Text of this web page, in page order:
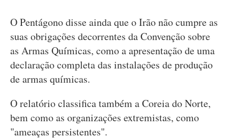
O Pentágono disse ainda que o Irão não cumpre as
suas obrigações decorrentes da Convenção sobre
as Armas Químicas, como a apresentação de uma
declaração completa das instalações de produção
de armas químicas.
O relatório classifica também a Coreia do Norte,
bem como as organizações extremistas, como
"ameaças persistentes".